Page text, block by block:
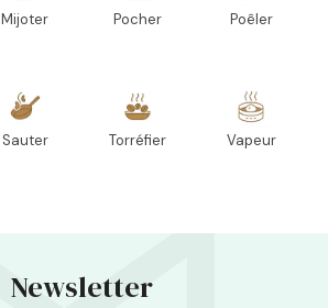
Mijoter Pocher Poêler
Sauter Torréfier Vapeur
Newsletter